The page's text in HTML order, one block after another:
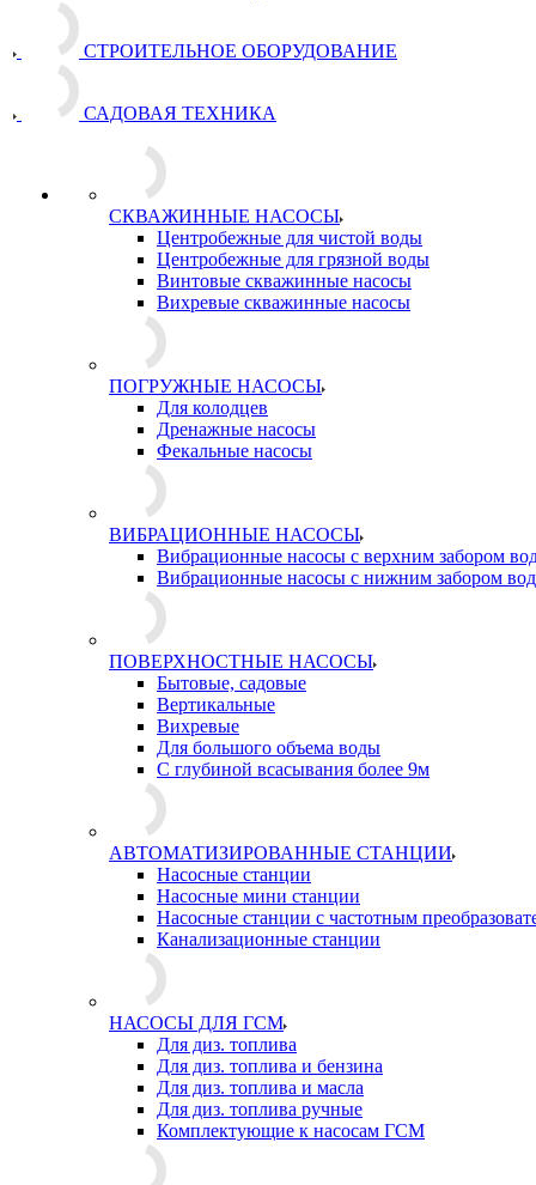
СТРОИТЕЛЬНОЕ ОБОРУДОВАНИЕ
САДОВАЯ ТЕХНИКА
СКВАЖИННЫЕ НАСОСЫ
Центробежные для чистой воды
Центробежные для грязной воды
Винтовые скважинные насосы
Вихревые скважинные насосы
ПОГРУЖНЫЕ НАСОСЫ
Для колодцев
Дренажные насосы
Фекальные насосы
ВИБРАЦИОННЫЕ НАСОСЫ
Вибрационные насосы с верхним забором
Вибрационные насосы с нижним забором
ПОВЕРХНОСТНЫЕ НАСОСЫ
Бытовые, садовые
Вертикальные
Вихревые
Для большого объема воды
С глубиной всасывания более 9м
АВТОМАТИЗИРОВАННЫЕ СТАНЦИИ
Насосные станции
Насосные мини станции
Насосные станции с частотным
Канализационные станции
НАСОСЫ ДЛЯ ГСМ
Для диз. топлива
Для диз. топлива и бензина
Для диз. топлива и масла
Для диз. топлива ручные
Комплектующие к насосам ГСМ